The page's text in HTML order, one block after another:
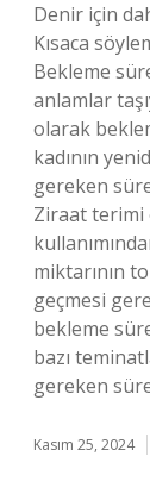
Denir için
Kısaca
Bekleme
anlamlar
olarak
kadının
gereken
Ziraat terimi
miktarının
geçmesi
bekleme
bazı
gereken
Kasım 25, 2024